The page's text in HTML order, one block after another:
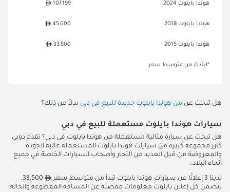
هوندا بايلوت 2024 107,199
هوندا بايلوت 2018 45,000
هوندا بايلوت 2015 33,500
*ابتداءً من متوسط سعر
هل تبحث عن من هوندا بايلوت جديدة للبيع في دبي بدلاً من ذلك؟
سيارات هوندا بايلوت مستعملة للبيع في دبي
هل تبحث عن سيارة مثالية مستعملة من هوندا بايلوت في دبي؟ تقدم دوبي
كارز مجموعة كبيرة من سيارات هوندا بايلوت المستعملة عالية الجودة
والمعروضة من قبل العديد من التجار وأصحاب السيارات الخاصة في جميع
أنحاء البلاد.
لدينا 3 إعلانًا عن سيارات هوندا بايلوت تبدأ من متوسط سعر
33,500.
يتضمن كل إعلان بايلوت معلومات مفصلة عن المسافة المقطوعة والحالة